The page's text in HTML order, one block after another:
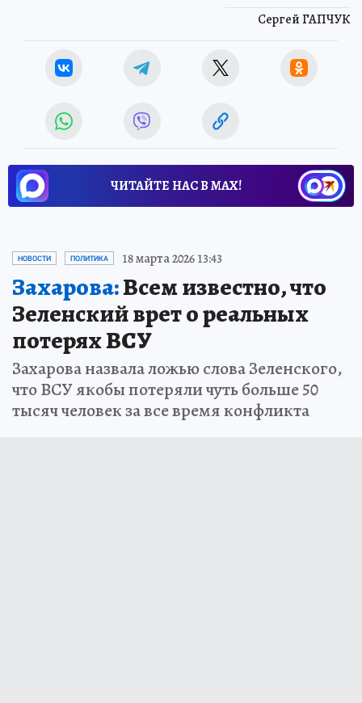
Сергей ГАПЧУК
ЧИТАЙТЕ НАС В МАХ!
НОВОСТИ ПОЛИТИКА 18 марта 2026 13:43
Захарова:Всем известно, что
Зеленский врет о реальных
потерях ВСУ
Захарова назвала ложью слова Зеленского,
что ВСУ якобы потеряли чуть больше 50
тысяч человек за все время конфликта